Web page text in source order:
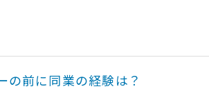
の前に同業の経験は？